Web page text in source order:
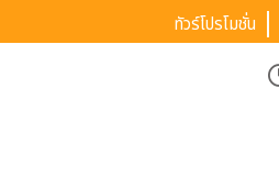
ทัวร์โปรโมชั่น